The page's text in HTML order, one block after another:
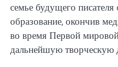
семье будущего
образование, окончив
во время Первой
дальнейшую творческую